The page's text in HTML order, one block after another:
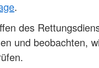
.
des
und beobachten,